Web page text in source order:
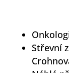
Střevní